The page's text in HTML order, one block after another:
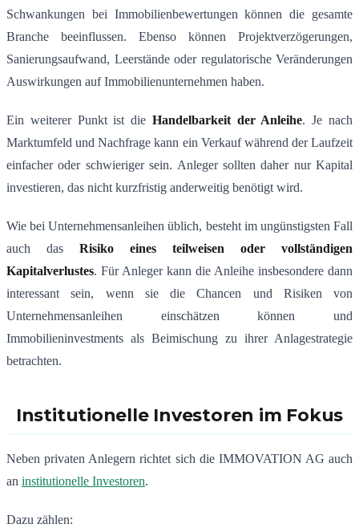
Schwankungen bei Immobilienbewertungen können die gesamte
Branche beeinflussen. Ebenso können Projektverzögerungen,
Sanierungsaufwand, Leerstände oder regulatorische Veränderungen
Auswirkungen auf Immobilienunternehmen haben.
Ein weiterer Punkt ist die Handelbarkeit der Anleihe. Je nach
Marktumfeld und Nachfrage kann ein Verkauf während der Laufzeit
einfacher oder schwieriger sein. Anleger sollten daher nur Kapital
investieren, das nicht kurzfristig anderweitig benötigt wird.
Wie bei Unternehmensanleihen üblich, besteht im ungünstigsten Fall
auch das Risiko eines teilweisen oder vollständigen
Kapitalverlustes. Für Anleger kann die Anleihe insbesondere dann
interessant sein, wenn sie die Chancen und Risiken von
Unternehmensanleihen einschätzen können und
Immobilieninvestments als Beimischung zu ihrer Anlagestrategie
betrachten.
Institutionelle Investoren im Fokus
Neben privaten Anlegern richtet sich die IMMOVATION AG auch
an institutionelle Investoren.
Dazu zählen: